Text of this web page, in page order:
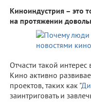
Киноиндустрия – это
на протяжении
Отчасти такой
Кино активно
проектов, таких как "
заинтриговать и